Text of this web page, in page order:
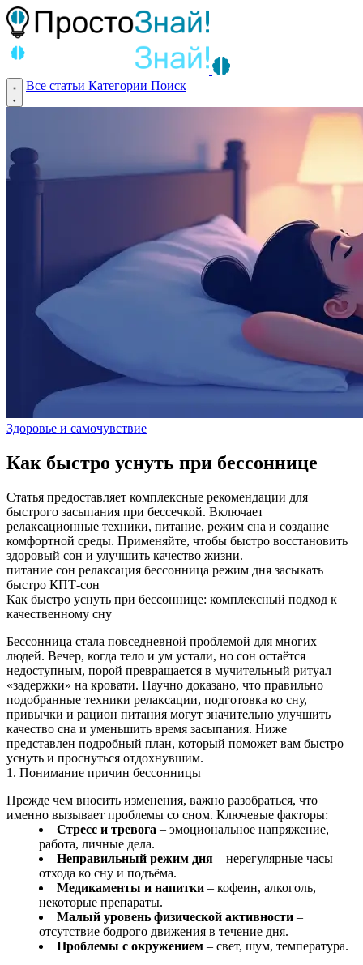
Все статьи Категории Поиск
Здоровье и самочувствие
Как быстро уснуть при бессоннице
Статья предоставляет комплексные рекомендации для
быстрого засыпания при бессечкой. Включает
релаксационные техники, питание, режим сна и создание
комфортной среды. Применяйте, чтобы быстро восстановить
здоровый сон и улучшить качество жизни.
питание сон релаксация бессонница режим дня засыкать
быстро КПТ-сон
Как быстро уснуть при бессоннице: комплексный подход к
качественному сну
Бессонница стала повседневной проблемой для многих
людей. Вечер, когда тело и ум устали, но сон остаётся
недоступным, порой превращается в мучительный ритуал
«задержки» на кровати. Научно доказано, что правильно
подобранные техники релаксации, подготовка ко сну,
привычки и рацион питания могут значительно улучшить
качество сна и уменьшить время засыпания. Ниже
представлен подробный план, который поможет вам быстро
уснуть и проснуться отдохнувшим.
1. Понимание причин бессонницы
Прежде чем вносить изменения, важно разобраться, что
именно вызывает проблемы со сном. Ключевые факторы:
Стресс и тревога – эмоциональное напряжение,
работа, личные дела.
Неправильный режим дня – нерегулярные часы
отхода ко сну и подъёма.
Медикаменты и напитки – кофеин, алкоголь,
некоторые препараты.
Малый уровень физической активности –
отсутствие бодрого движения в течение дня.
Проблемы с окружением – свет, шум, температура.